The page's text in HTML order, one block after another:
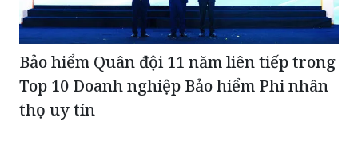
Bảo hiểm Quân đội 11 năm liên tiếp trong
Top 10 Doanh nghiệp Bảo hiểm Phi nhân
thọ uy tín